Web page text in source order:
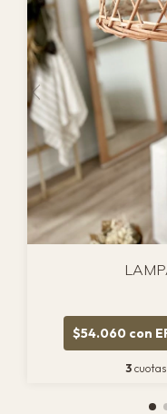
$54.060 con
3